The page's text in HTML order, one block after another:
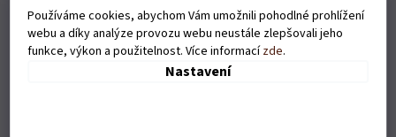
Používáme cookies, abychom Vám umožnili pohodlné prohlížení
webu a díky analýze provozu webu neustále zlepšovali jeho
funkce, výkon a použitelnost. Více informacízde.
Nastavení